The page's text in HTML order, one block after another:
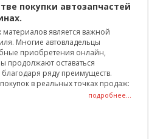
покупки автозапчастей
является важной
Многие автовладельцы
приобретения онлайн,
продолжают оставаться
ряду преимуществ.
в реальных точках продаж:
подробнее...